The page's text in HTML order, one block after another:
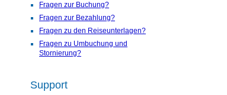
Fragen zur Buchung?
Fragen zur Bezahlung?
Fragen zu den Reiseunterlagen?
Fragen zu Umbuchung und
Stornierung?
Support